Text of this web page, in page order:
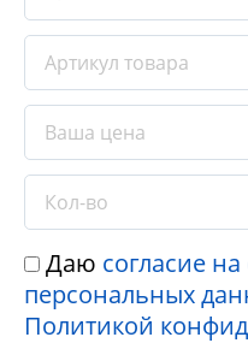
Даю согласие
персональных
Политикой